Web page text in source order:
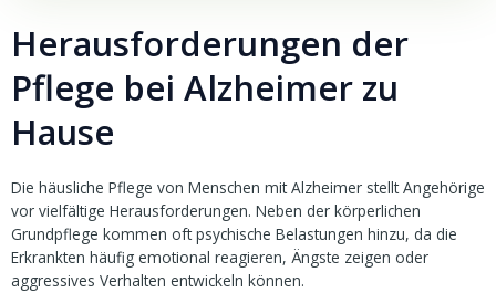
Herausforderungen der
Pflege bei Alzheimer zu
Hause
Die häusliche Pflege von Menschen mit Alzheimer stellt Angehörige
vor vielfältige Herausforderungen. Neben der körperlichen
Grundpflege kommen oft psychische Belastungen hinzu, da die
Erkrankten häufig emotional reagieren, Ängste zeigen oder
aggressives Verhalten entwickeln können.